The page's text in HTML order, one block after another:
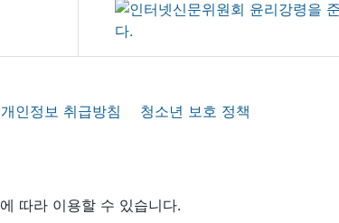
개인정보 취급방침
청소년 보호 정책
에 따라 이용할 수 있습니다.